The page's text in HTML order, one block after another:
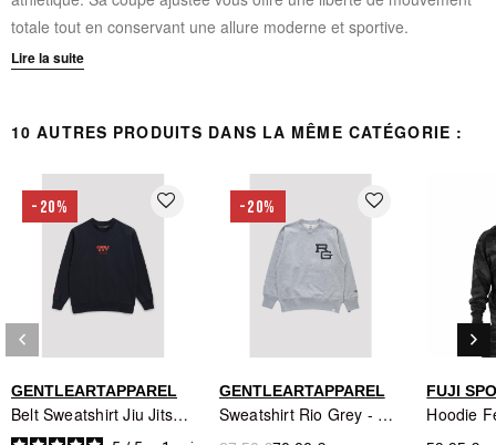
totale tout en conservant une allure moderne et sportive.
Tissu French Terry pour un confort maximal
Couleur noire intemporelle
Design spécialement pensé pour le grappling
Lire la suite
10 AUTRES PRODUITS DANS LA MÊME CATÉGORIE :
-20% favorite_border
GENTLEARTAPPAREL
Belt Sweatshirt Jiu Jitsu Gentle Art - Sweat Roger Gracie BJJ Noir Rouge
-20% favorite_border
GENTLEARTAPPAREL
Sweatshirt Rio Grey - GentleArtApparel
FUJI
Précédent
keyboard_arrow_left keyboard_arrow_right